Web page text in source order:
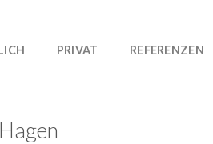
PRIVAT REFERENZEN